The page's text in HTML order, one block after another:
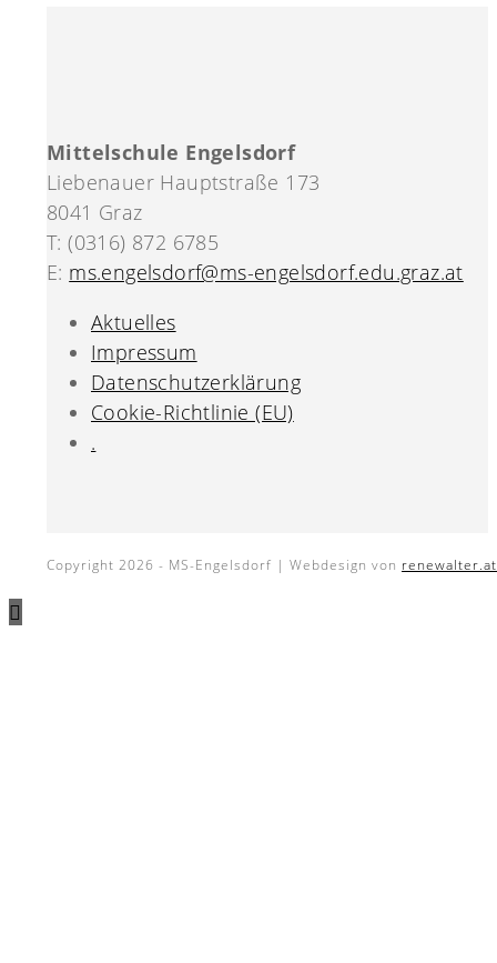
Mittelschule Engelsdorf
Liebenauer Hauptstraße 173
8041 Graz
T: (0316) 872 6785
E: ms.engelsdorf@ms-engelsdorf.edu.graz.at
Aktuelles
Impressum
Datenschutzerklärung
Cookie-Richtlinie (EU)
.
Copyright 2026 - MS-Engelsdorf | Webdesign von renewalter.at